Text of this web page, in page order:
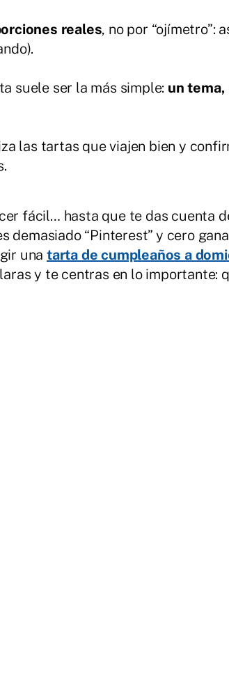
reales, no por “ojímetro”:
suele ser la más simple: un tema,
las tartas que viajen bien y
fácil… hasta que te das cuenta
demasiado “Pinterest” y cero
una tarta de cumpleaños a
y te centras en lo importante: